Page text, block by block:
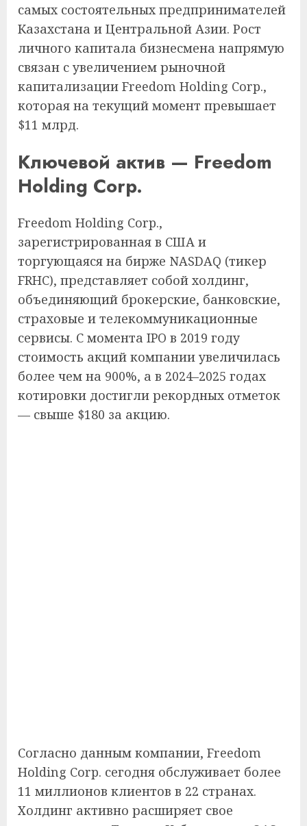
самых состоятельных предпринимателей
Казахстана и Центральной Азии. Рост
личного капитала бизнесмена напрямую
связан с увеличением рыночной
капитализации Freedom Holding Corp.,
которая на текущий момент превышает
$11 млрд.
Ключевой актив — Freedom
Holding Corp.
Freedom Holding Corp.,
зарегистрированная в США и
торгующаяся на бирже NASDAQ (тикер
FRHC), представляет собой холдинг,
объединяющий брокерские, банковские,
страховые и телекоммуникационные
сервисы. С момента IPO в 2019 году
стоимость акций компании увеличилась
более чем на 900%, а в 2024–2025 годах
котировки достигли рекордных отметок
— свыше $180 за акцию.
Согласно данным компании, Freedom
Holding Corp. сегодня обслуживает более
11 миллионов клиентов в 22 странах.
Холдинг активно расширяет свое